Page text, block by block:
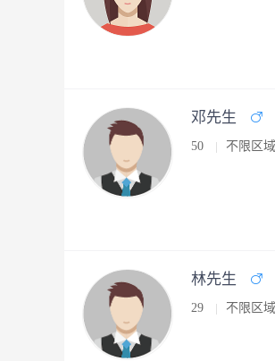
邓先生
50 不限区域
林先生
29 不限区域